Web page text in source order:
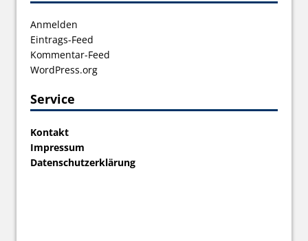
Anmelden
Eintrags-Feed
Kommentar-Feed
WordPress.org
Service
Kontakt
Impressum
Datenschutzerklärung